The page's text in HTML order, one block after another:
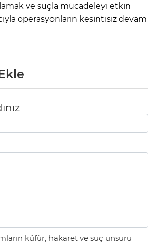
ve suçla mücadeleyi etkin
operasyonların kesintisiz devam
küfür, hakaret ve suç unsuru